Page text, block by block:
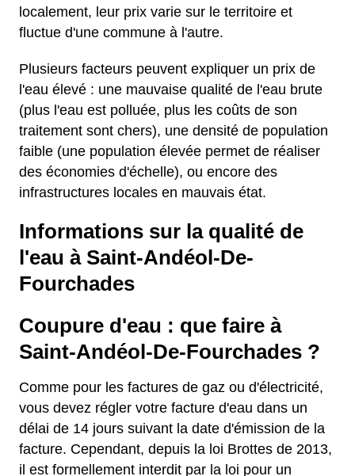
localement, leur prix varie sur le territoire et
fluctue d'une commune à l'autre.
Plusieurs facteurs peuvent expliquer un prix de
l'eau élevé : une mauvaise qualité de l'eau brute
(plus l'eau est polluée, plus les coûts de son
traitement sont chers), une densité de population
faible (une population élevée permet de réaliser
des économies d'échelle), ou encore des
infrastructures locales en mauvais état.
Informations sur la qualité de
l'eau à Saint-Andéol-De-
Fourchades
Coupure d'eau : que faire à
Saint-Andéol-De-Fourchades ?
Comme pour les factures de gaz ou d'électricité,
vous devez régler votre facture d'eau dans un
délai de 14 jours suivant la date d'émission de la
facture. Cependant, depuis la loi Brottes de 2013,
il est formellement interdit par la loi pour un